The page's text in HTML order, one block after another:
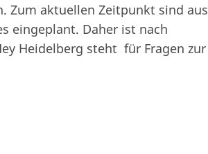
Zum aktuellen Zeitpunkt sind aus
eingeplant. Daher ist nach
Heidelberg steht für Fragen zur